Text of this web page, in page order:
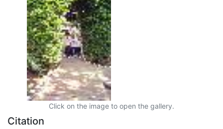
Click on the image to open the gallery.
Citation